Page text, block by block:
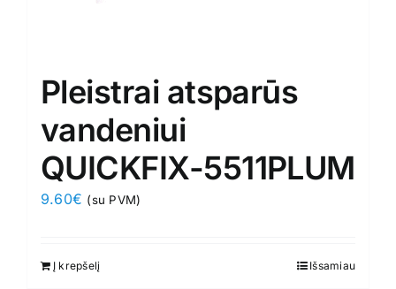
Pleistrai atsparūs
vandeniui
QUICKFIX-5511PLUM
9.60€ (su PVM)
Į krepšelį Išsamiau